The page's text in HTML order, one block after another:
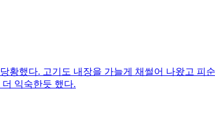
했다. 고기도 내장을 가늘게 채썰어 나왔고 피
익숙한듯 했다.